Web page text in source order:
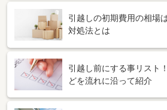
引越しの初期費用の相場
対処法とは
引越し前にする事リスト
どを流れに沿って紹介